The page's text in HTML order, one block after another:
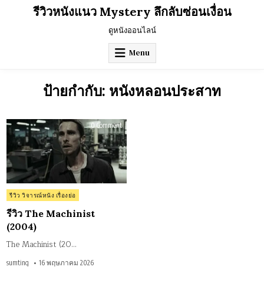
รีวิวหนังแนว Mystery ลึกลับซ่อนเงื่อน
ดูหนังออนไลน์
Menu
ป้ายกำกับ: หนังหลอนประสาท
0 Commenton
รีวิว
The
Machinist
(2004)
Posted
in
รีวิว วิจารณ์หนัง เรื่องย่อ
รีวิว The Machinist
(2004)
The Machinist (20…
sumting 16 พฤษภาคม 2026